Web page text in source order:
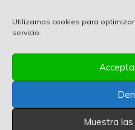
Utilizamos cookies para
servicio.
Muestra